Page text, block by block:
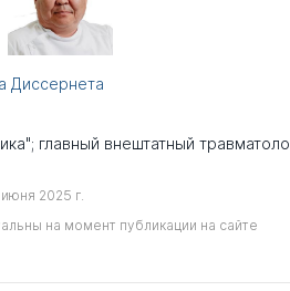
Диссернета
главный внештатный
2025 г.
на момент публикации на сайте